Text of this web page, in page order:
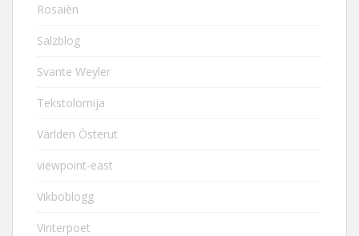
Rosaièn
Salzblog
Svante Weyler
Tekstolomija
Världen Österut
viewpoint-east
Vikboblogg
Vinterpoet